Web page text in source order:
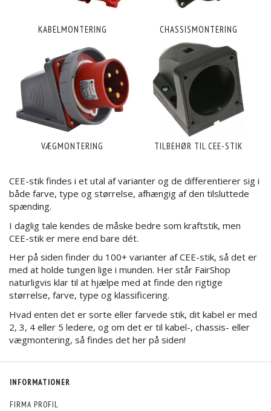
KABELMONTERING CHASSISMONTERING
VÆGMONTERING TILBEHØR TIL CEE-STIK
CEE-stik findes i et utal af varianter og de differentierer sig i
både farve, type og størrelse, afhængig af den tilsluttede
spænding.
I daglig tale kendes de måske bedre som kraftstik, men
CEE-stik er mere end bare dét.
Her på siden finder du 100+ varianter af CEE-stik, så det er
med at holde tungen lige i munden. Her står FairShop
naturligvis klar til at hjælpe med at finde den rigtige
størrelse, farve, type og klassificering.
Hvad enten det er sorte eller farvede stik, dit kabel er med
2, 3, 4 eller 5 ledere, og om det er til kabel-, chassis- eller
vægmontering, så findes det her på siden!
INFORMATIONER
FIRMA PROFIL